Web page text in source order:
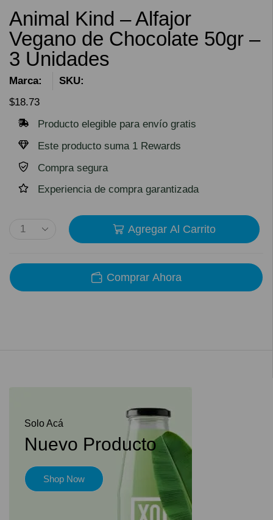
Animal Kind – Alfajor
Vegano de Chocolate 50gr –
3 Unidades
Marca:
SKU:
$18.73
Producto elegible para envío gratis
Este producto suma 1 Rewards
Compra segura
Experiencia de compra garantizada
Agregar Al Carrito
Comprar Ahora
Solo Acá
Nuevo Producto
Shop Now